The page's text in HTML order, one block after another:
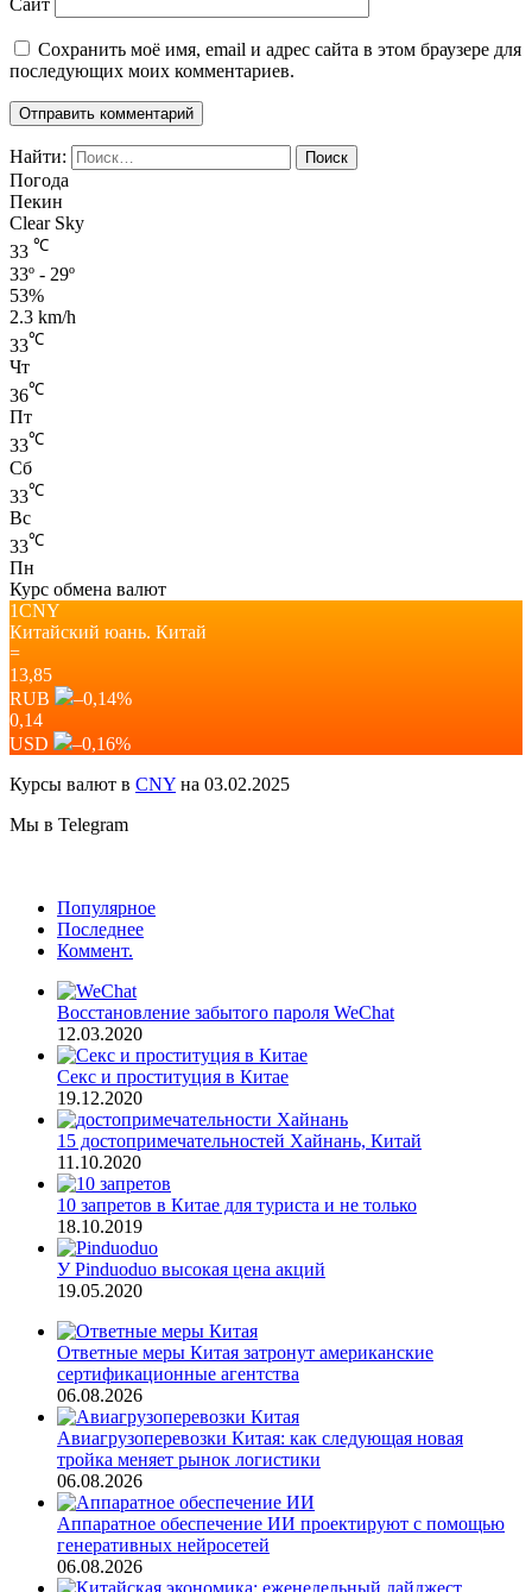
Сайт
Сохранить моё имя, email и адрес сайта в этом браузере для
последующих моих комментариев.
Найти:
Погода
Пекин
Clear Sky
33 ℃
33º - 29º
53%
2.3 km/h
33℃
Чт
36℃
Пт
33℃
Сб
33℃
Вс
33℃
Пн
Курс обмена валют
1CNY
Китайский юань. Китай
=
13,85
RUB
–0,14%
0,14
USD
–0,16%
Курсы валют в CNY на 03.02.2025
Мы в Telegram
Популярное
Последнее
Коммент.
Восстановление забытого пароля WeChat
12.03.2020
Секс и проституция в Китае
19.12.2020
15 достопримечательностей Хайнань, Китай
11.10.2020
10 запретов в Китае для туриста и не только
18.10.2019
У Pinduoduo высокая цена акций
19.05.2020
Ответные меры Китая затронут американские
сертификационные агентства
06.08.2026
Авиагрузоперевозки Китая: как следующая новая
тройка меняет рынок логистики
06.08.2026
Аппаратное обеспечение ИИ проектируют с помощью
генеративных нейросетей
06.08.2026